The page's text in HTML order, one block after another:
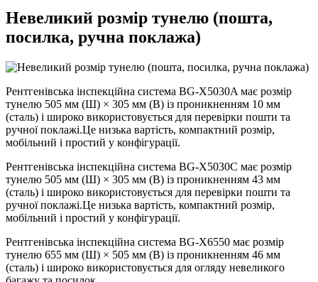
Невеликий розмір тунелю (пошта,
посилка, ручна поклажа)
Рентгенівська інспекційна система BG-X5030A має розмір
тунелю 505 мм (Ш) × 305 мм (В) із проникненням 10 мм
(сталь) і широко використовується для перевірки пошти та
ручної поклажі.Це низька вартість, компактний розмір,
мобільний і простий у конфігурації.
Рентгенівська інспекційна система BG-X5030C має розмір
тунелю 505 мм (Ш) × 305 мм (В) із проникненням 43 мм
(сталь) і широко використовується для перевірки пошти та
ручної поклажі.Це низька вартість, компактний розмір,
мобільний і простий у конфігурації.
Рентгенівська інспекційна система BG-X6550 має розмір
тунелю 655 мм (Ш) × 505 мм (В) із проникненням 46 мм
(сталь) і широко використовується для огляду невеликого